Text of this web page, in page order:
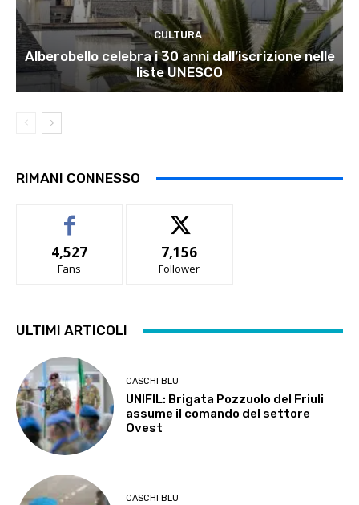
CULTURA
Alberobello celebra i 30 anni dall’iscrizione nelle
liste UNESCO
RIMANI CONNESSO
4,527
Fans
7,156
Follower
ULTIMI ARTICOLI
CASCHI BLU
UNIFIL: Brigata Pozzuolo del Friuli
assume il comando del settore
Ovest
CASCHI BLU